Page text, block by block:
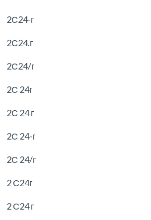
2С24-г
2С24.г
2С24/г
2С 24г
2С 24 г
2С 24-г
2С 24/г
2 С24г
2 С24 г